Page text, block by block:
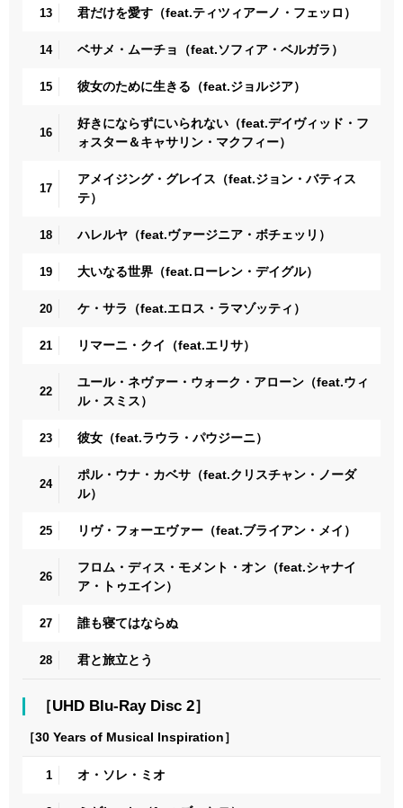
13 君だけを愛す（feat.ティツィアーノ・フェッロ）
14 ベサメ・ムーチョ（feat.ソフィア・ベルガラ）
15 彼女のために生きる（feat.ジョルジア）
16
好きにならずにいられない（feat.デイヴィッド・フ
ォスター＆キャサリン・マクフィー）
17
アメイジング・グレイス（feat.ジョン・バティス
テ）
18 ハレルヤ（feat.ヴァージニア・ボチェッリ）
19 大いなる世界（feat.ローレン・デイグル）
20 ケ・サラ（feat.エロス・ラマゾッティ）
21 リマーニ・クイ（feat.エリサ）
22
ユール・ネヴァー・ウォーク・アローン（feat.ウィ
ル・スミス）
23 彼女（feat.ラウラ・パウジーニ）
24
ポル・ウナ・カベサ（feat.クリスチャン・ノーダ
ル）
25 リヴ・フォーエヴァー（feat.ブライアン・メイ）
26
フロム・ディス・モメント・オン（feat.シャナイ
ア・トゥエイン）
27 誰も寝てはならぬ
28 君と旅立とう
［UHD Blu-Ray Disc 2］
［30 Years of Musical Inspiration］
1 オ・ソレ・ミオ